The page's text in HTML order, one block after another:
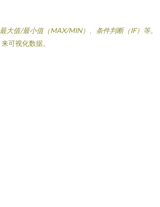
大值/最小值（MAX/MIN）、条件判断（IF）等。
可视化数据。